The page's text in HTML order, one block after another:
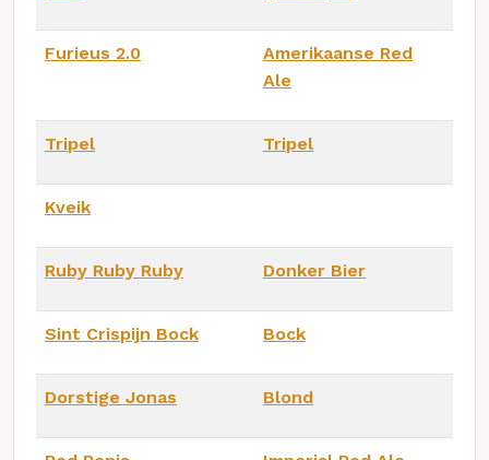
Furieus 2.0
Amerikaanse Red
Ale
Tripel Tripel
Kveik
Ruby Ruby Ruby Donker Bier
Sint Crispijn Bock Bock
Dorstige Jonas Blond